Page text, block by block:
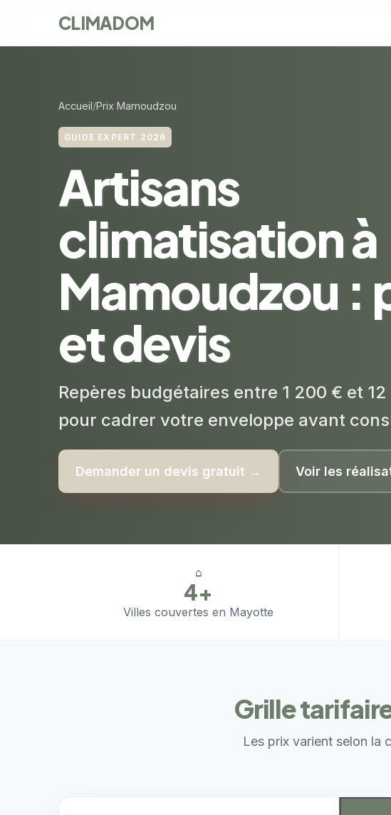
CLIMADOM
Accueil Prix Mamoudzou
GUIDE EXPERT 2026
Artisans
climatisation à
Mamoudzou :
et devis
Repères budgétaires entre 1 200 € et
pour cadrer votre enveloppe avant
Demander un devis gratuit → Voir les
⌂
4+
Villes couvertes en Mayotte
Grille
Les prix varient selon la